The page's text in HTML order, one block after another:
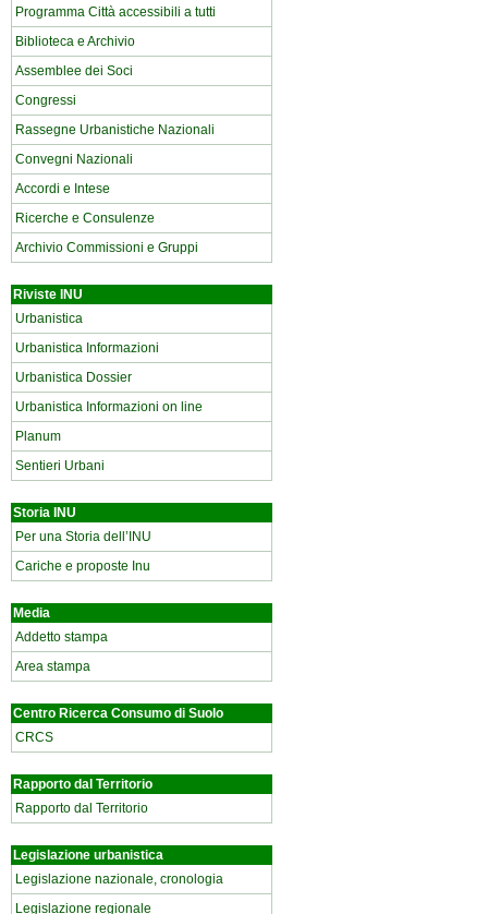
Programma Città accessibili a tutti
Biblioteca e Archivio
Assemblee dei Soci
Congressi
Rassegne Urbanistiche Nazionali
Convegni Nazionali
Accordi e Intese
Ricerche e Consulenze
Archivio Commissioni e Gruppi
Riviste INU
Urbanistica
Urbanistica Informazioni
Urbanistica Dossier
Urbanistica Informazioni on line
Planum
Sentieri Urbani
Storia INU
Per una Storia dell’INU
Cariche e proposte Inu
Media
Addetto stampa
Area stampa
Centro Ricerca Consumo di Suolo
CRCS
Rapporto dal Territorio
Rapporto dal Territorio
Legislazione urbanistica
Legislazione nazionale, cronologia
Legislazione regionale